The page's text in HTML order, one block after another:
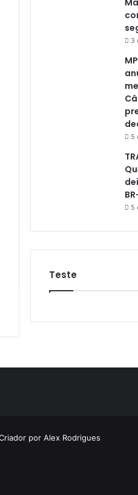
3
5
5
Teste
por Alex Rodrigues